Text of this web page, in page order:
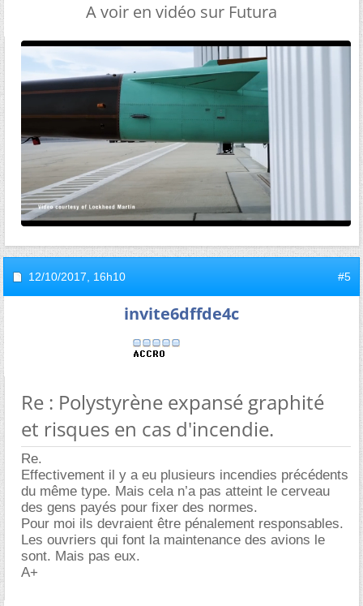
A voir en vidéo sur Futura
12/10/2017, 16h10 #5
invite6dffde4c
Re : Polystyrène expansé graphité
et risques en cas d'incendie.
Re.
Effectivement il y a eu plusieurs incendies précédents
du même type. Mais cela n’a pas atteint le cerveau
des gens payés pour fixer des normes.
Pour moi ils devraient être pénalement responsables.
Les ouvriers qui font la maintenance des avions le
sont. Mais pas eux.
A+